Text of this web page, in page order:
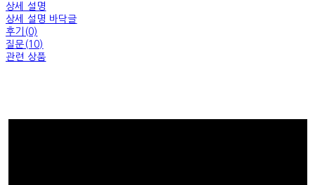
상세 설명
상세 설명 바닥글
후기(0)
질문(10)
관련 상품